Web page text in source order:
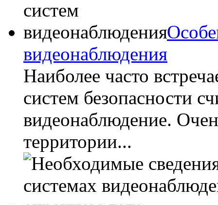
видеонаблюдения
Наиболее часто
систем безопасности
видеонаблюдение.
территории...